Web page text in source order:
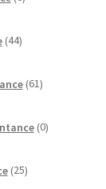
izdelkov
44izdelkov
61izdelkov
0izdelkov
25izdelkov